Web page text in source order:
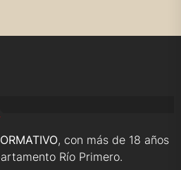
, con más de 18 años
Río Primero.